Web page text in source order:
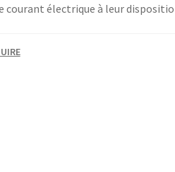
courant électrique à leur